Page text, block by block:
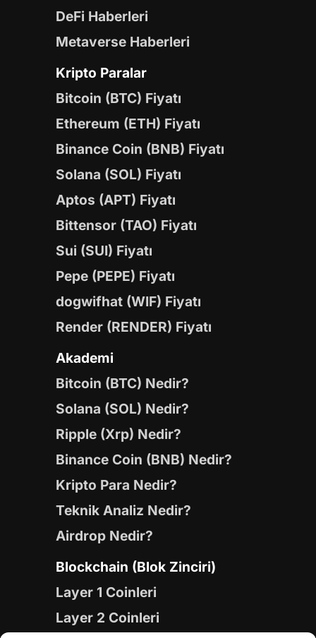
DeFi Haberleri
Metaverse Haberleri
Kripto Paralar
Bitcoin (BTC) Fiyatı
Ethereum (ETH) Fiyatı
Binance Coin (BNB) Fiyatı
Solana (SOL) Fiyatı
Aptos (APT) Fiyatı
Bittensor (TAO) Fiyatı
Sui (SUI) Fiyatı
Pepe (PEPE) Fiyatı
dogwifhat (WIF) Fiyatı
Render (RENDER) Fiyatı
Akademi
Bitcoin (BTC) Nedir?
Solana (SOL) Nedir?
Ripple (Xrp) Nedir?
Binance Coin (BNB) Nedir?
Kripto Para Nedir?
Teknik Analiz Nedir?
Airdrop Nedir?
Blockchain (Blok Zinciri)
Layer 1 Coinleri
Layer 2 Coinleri